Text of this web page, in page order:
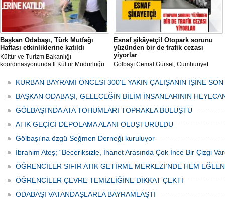
Başkan Odabaşı, Türk Mutfağı
Haftası etkinliklerine katıldı
Kültür ve Turizm Bakanlığı
koordinasyonunda İl Kültür Müdürlüğü
Haftası" etkinlikleri Ankara'da devam
ediyor.
Esnaf şikâyetçi! Otopark sorunu
yüzünden bir de trafik cezası
yiyorlar
Gölbaşı Cemal Gürsel, Cumhuriyet
bulunan esnaf ve alışverişe gelen
vatandaşlar park cezaları yüzünden
canından bezdi.
KURBAN BAYRAMI ÖNCESİ 300'E YAKIN ÇALIŞANIN İŞİNE
BAŞKAN ODABAŞI, GELECEĞİN BİLİM İNSANLARININ
GÖLBAŞI’NDA ATA TOHUMLARI TOPRAKLA BULUŞTU
ATIK GEÇİCİ DEPOLAMA ALANI OLUŞTURULDU
Gölbaşı'na özgü Seğmen Derneği kuruluyor
İbrahim Ateş; “Beceriksizle, İhanet Arasında Çok İnce Bir Çizgi
ÖĞRENCİLER SIFIR ATIK GETİRME MERKEZİ’NDE HEM
ÖĞRENCİLER ÇEVRE TEMİZLİĞİNE DİKKAT ÇEKTİ
ODABAŞI VATANDAŞLARLA BAYRAMLAŞTI